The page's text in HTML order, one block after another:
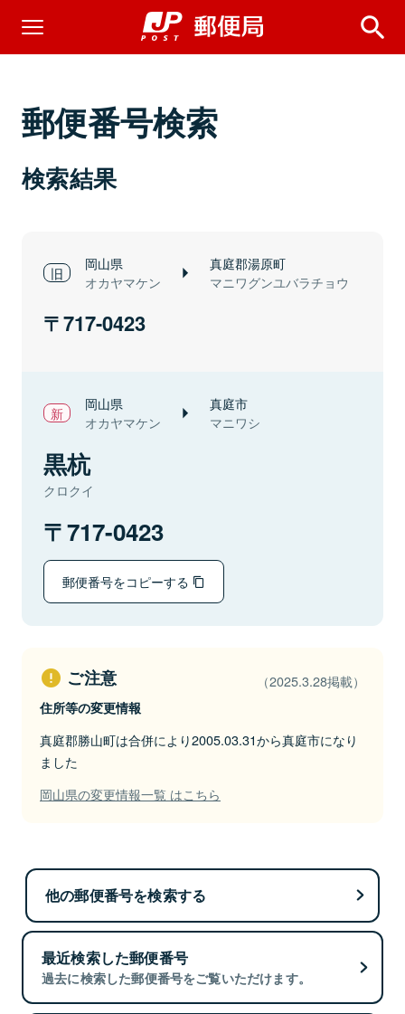
郵便番号検索
検索結果
岡山県
オカヤマケン
真庭郡湯原町
マニワグンユバラチョウ
717-0423
岡山県
オカヤマケン
真庭市
マニワシ
黒杭
クロクイ
717-0423
郵便番号をコピーする
ご注意 （2025.3.28掲載）
住所等の変更情報
真庭郡勝山町は合併により2005.03.31から真庭市になり
ました
岡山県の変更情報一覧 はこちら
他の郵便番号を検索する
最近検索した郵便番号
過去に検索した郵便番号をご覧いただけます。